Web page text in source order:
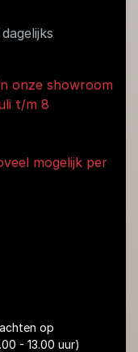
onze showroom
t/m 8
mogelijk per
op
- 13.00 uur)